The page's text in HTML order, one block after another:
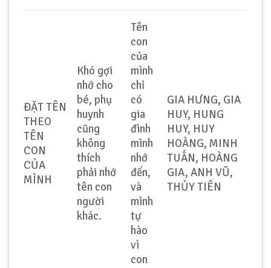
ĐẶT TÊN
THEO
TÊN
CON
CỦA
MÌNH
Khó gợi
nhớ cho
bé, phụ
huynh
cũng
không
thích
phải nhớ
tên con
người
khác.
Tên
con
của
mình
chỉ
có
gia
đình
mình
nhớ
đến,
và
mình
tự
hào
vì
con
GIA HƯNG, GIA
HUY, HUNG
HUY, HUY
HOÀNG, MINH
TUẤN, HOÀNG
GIA, ANH VŨ,
THỦY TIÊN